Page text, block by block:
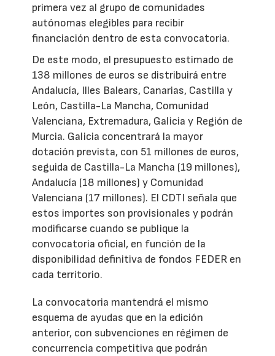
primera vez al grupo de comunidades
autónomas elegibles para recibir
financiación dentro de esta convocatoria.
De este modo, el presupuesto estimado de
138 millones de euros se distribuirá entre
Andalucía, Illes Balears, Canarias, Castilla y
León, Castilla-La Mancha, Comunidad
Valenciana, Extremadura, Galicia y Región de
Murcia. Galicia concentrará la mayor
dotación prevista, con 51 millones de euros,
seguida de Castilla-La Mancha (19 millones),
Andalucía (18 millones) y Comunidad
Valenciana (17 millones). El CDTI señala que
estos importes son provisionales y podrán
modificarse cuando se publique la
convocatoria oficial, en función de la
disponibilidad definitiva de fondos FEDER en
cada territorio.
La convocatoria mantendrá el mismo
esquema de ayudas que en la edición
anterior, con subvenciones en régimen de
concurrencia competitiva que podrán